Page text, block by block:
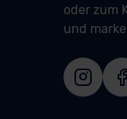
oder zum
und